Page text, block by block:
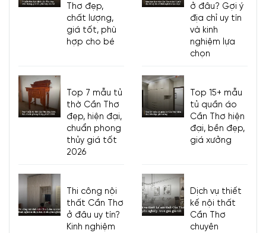
Thơ đẹp,
chất lượng,
giá tốt, phù
hợp cho bé
ở đâu? Gợi ý
địa chỉ uy tín
và kinh
nghiệm lựa
chọn
Top 7 mẫu tủ
thờ Cần Thơ
đẹp, hiện đại,
chuẩn phong
thủy giá tốt
2026
Top 15+ mẫu
tủ quần áo
Cần Thơ hiện
đại, bền đẹp,
giá xưởng
Thi công nội
thất Cần Thơ
ở đâu uy tín?
Kinh nghiệm
Dịch vụ thiết
kế nội thất
Cần Thơ
chuyên